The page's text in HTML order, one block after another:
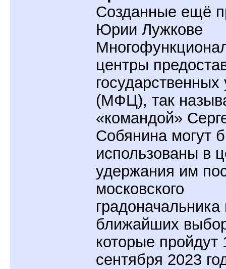
Созданные ещё
Юрии Лужкове
центры
государственных
(МФЦ), так
«командой»
Собянина могут
использованы в
удержания им
московского
градоначальника
ближайших
которые пройдут
сентября 2023